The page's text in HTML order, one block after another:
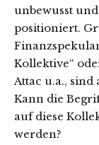
unbewusst
positioniert.
Kollektive“
Attac u.a.,
Kann die
auf diese
werden?